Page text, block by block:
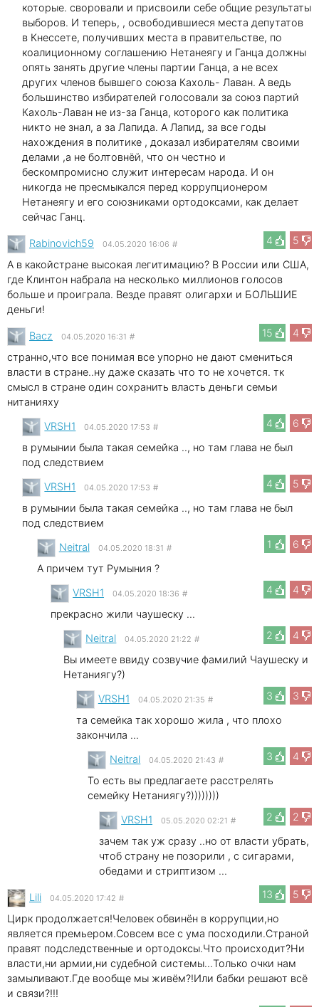
которые. своровали и присвоили себе общие результаты
выборов. И теперь, , освободившиеся места депутатов
в Кнессете, получивших места в правительстве, по
коалиционному соглашению Нетанеягу и Ганца должны
опять занять другие члены партии Ганца, а не всех
других членов бывшего союза Кахоль- Лаван. А ведь
большинство избирателей голосовали за союз партий
Кахоль-Лаван не из-за Ганца, которого как политика
никто не знал, а за Лапида. А Лапид, за все годы
нахождения в политике , доказал избирателям своими
делами ,а не болтовнёй, что он честно и
бескомпромисно служит интересам народа. И он
никогда не пресмыкался перед коррупционером
Нетанеягу и его союзниками ортодоксами, как делает
сейчас Ганц.
4
5
Rabinovich59 04.05.2020 16:06 #
А в какойстране высокая легитимацию? В России или США,
где Клинтон набрала на несколько миллионов голосов
больше и проиграла. Везде правят олигархи и БОЛЬШИЕ
деньги!
15
4
Bacz 04.05.2020 16:31 #
странно,что все понимая все упорно не дают смениться
власти в стране..ну даже сказать что то не хочется. тк
смысл в стране один сохранить власть деньги семьи
нитанияху
4
6
VRSH1 04.05.2020 17:53 #
в румынии была такая семейка .., но там глава не был
под следствием
4
5
VRSH1 04.05.2020 17:53 #
в румынии была такая семейка .., но там глава не был
под следствием
1
6
Neitral 04.05.2020 18:31 #
А причем тут Румыния ?
4
4
VRSH1 04.05.2020 18:36 #
прекрасно жили чаушеску ...
2
4
Neitral 04.05.2020 21:22 #
Вы имеете ввиду созвучие фамилий Чаушеску и
Нетаниягу?)
3
3
VRSH1 04.05.2020 21:35 #
та семейка так хорошо жила , что плохо
закончила ...
3
4
Neitral 04.05.2020 21:43 #
То есть вы предлагаете расстрелять
семейку Нетаниягу?))))))))
2
2
VRSH1 05.05.2020 02:21 #
зачем так уж сразу ..но от власти убрать,
чтоб страну не позорили , с сигарами,
обедами и стриптизом ...
13
5
Lili 04.05.2020 17:42 #
Цирк продолжается!Человек обвинён в коррупции,но
является премьером.Совсем все с ума посходили.Страной
правят подследственные и ортодоксы.Что происходит?Ни
власти,ни армии,ни судебной системы...Только очки нам
замыливают.Где вообще мы живём?!Или бабки решают всё
и связи?!!!